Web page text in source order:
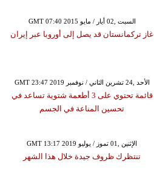
GMT 07:40 2015 السبت ,02 أيار / مايو
غاز تركمانستان قد يصل إلى أوروبا عبر إيران
GMT 23:47 2019 الأحد ,24 تشرين الثاني / نوفمبر
قائمة تحتوي على 3 أطعمة شتوية تساعد في
تحسين المناعة في الجسم
GMT 13:17 2019 الإثنين ,01 تموز / يوليو
تنتظرك ظروف جيدة خلال هذا الشهر